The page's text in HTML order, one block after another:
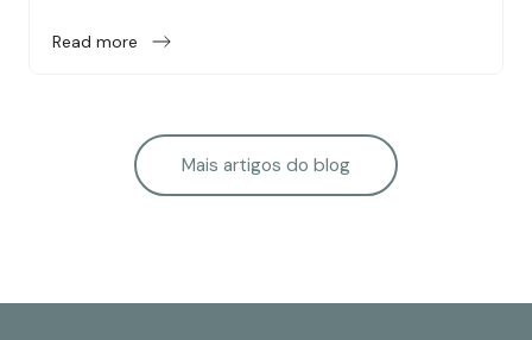
Read more
Mais artigos do blog